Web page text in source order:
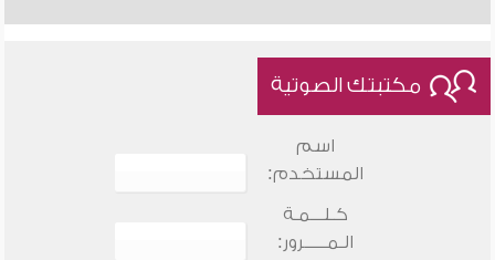
مكتبتك الصوتية
اسم
المستخدم:
كـلـــمـة
الـمـــــرور: